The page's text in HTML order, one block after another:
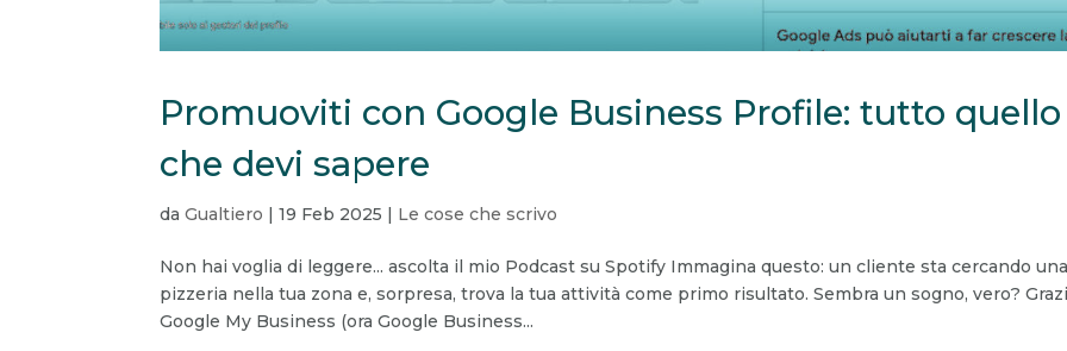
Promuoviti con Google Business Profile: tutto quello
che devi sapere
daGualtiero |19 Feb 2025 | Le cose che scrivo
Non hai voglia di leggere... ascolta il mio Podcast su Spotify Immagina questo: un cliente sta cercando
pizzeria nella tua zona e, sorpresa, trova la tua attività come primo risultato. Sembra un sogno, vero?
Google My Business (ora Google Business...